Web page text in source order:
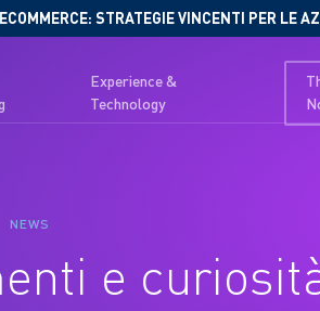
STRATEGIE VINCENTI PER LE
Experience &
Technology
NEWS
e